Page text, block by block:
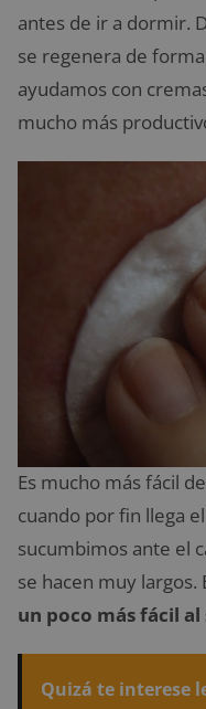
antes de ir a dormir.
se regenera de
ayudamos con
mucho más
Es mucho más fácil
cuando por fin llega
sucumbimos ante el
se hacen muy largos.
un poco más fácil
Quizá te interese